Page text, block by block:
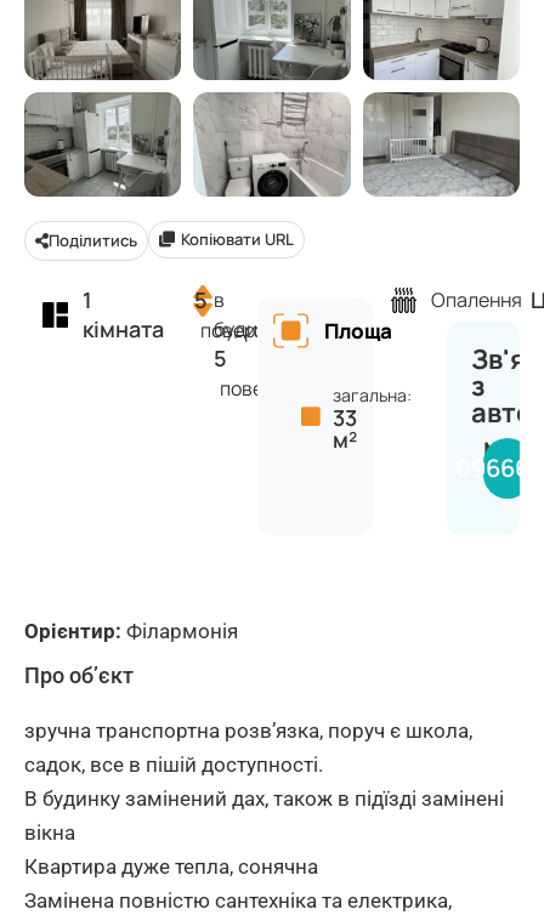
Поділитись Копіювати URL
1
кімната
5
поверх
в
будинку
5
поверхів
Площа
загальна:
33
м²
Опалення
з
Орієнтир: Філармонія
Про об’єкт
зручна транспортна розвʼязка, поруч є школа,
садок, все в пішій доступності.
В будинку замінений дах, також в підїзді замінені
вікна
Квартира дуже тепла, сонячна
Замінена повністю сантехніка та електрика,